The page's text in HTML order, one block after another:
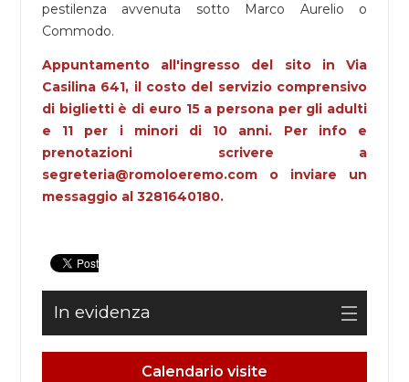
Calendario visite
pestilenza avvenuta sotto Marco Aurelio o
Commodo.
Appuntamento all'ingresso del sito in Via
Casilina 641, il costo del servizio comprensivo
di biglietti è di euro 15 a persona per gli adulti
e 11 per i minori di 10 anni. Per info e
prenotazioni scrivere a
segreteria@romoloeremo.com o inviare un
messaggio al 3281640180.
In evidenza